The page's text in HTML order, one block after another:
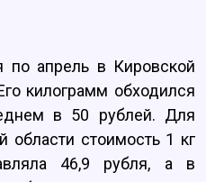
по апрель в Кировской
килограмм обходился
в 50 рублей. Для
области стоимость 1 кг
46,9 рубля, а в